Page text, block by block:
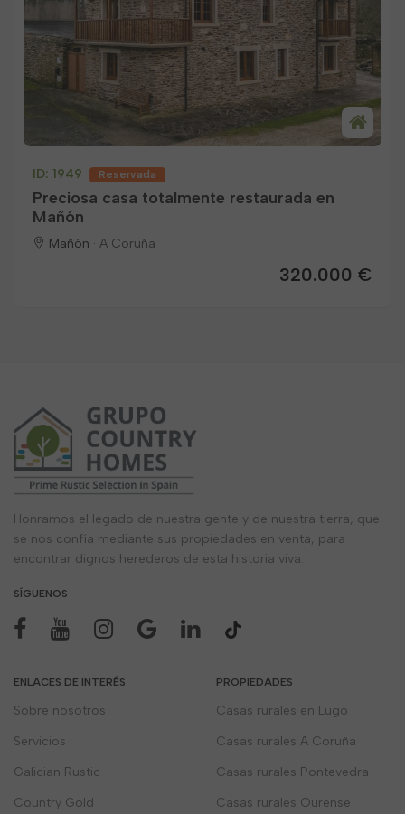
ID: 1949 Reservada
Preciosa casa totalmente restaurada en
Mañón
Mañón · A Coruña
320.000 €
Honramos el legado de nuestra gente y de nuestra tierra, que
se nos confía mediante sus propiedades en venta, para
encontrar dignos herederos de esta historia viva.
SÍGUENOS
ENLACES DE INTERÉS
Sobre nosotros
Servicios
Galician Rustic
Country Gold
PROPIEDADES
Casas rurales en Lugo
Casas rurales A Coruña
Casas rurales Pontevedra
Casas rurales Ourense